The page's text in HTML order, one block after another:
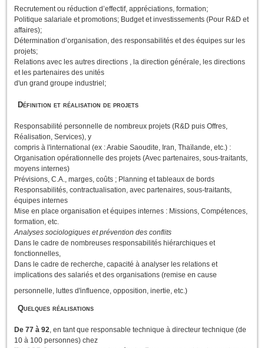
Recrutement ou réduction d’effectif, appréciations, formation;
Politique salariale et promotions; Budget et investissements (Pour R&D et
affaires);
Détermination d’organisation, des responsabilités et des équipes sur les
projets;
Relations avec les autres directions , la direction générale, les directions
et les partenaires des unités
d'un grand groupe industriel;
Définition et réalisation de projets
Responsabilité personnelle de nombreux projets (R&D puis Offres,
Réalisation, Services), y
compris à l'international (ex : Arabie Saoudite, Iran, Thaïlande, etc.) :
Organisation opérationnelle des projets (Avec partenaires, sous-traitants,
moyens internes)
Prévisions, C.A., marges, coûts ; Planning et tableaux de bords
Responsabilités, contractualisation, avec partenaires, sous-traitants,
équipes internes
Mise en place organisation et équipes internes : Missions, Compétences,
formation, etc.
Analyses sociologiques et prévention des conflits
Dans le cadre de nombreuses responsabilités hiérarchiques et
fonctionnelles,
Dans le cadre de recherche, capacité à analyser les relations et
implications des salariés et des organisations (remise en cause
personnelle, luttes d'influence, opposition, inertie, etc.)
Quelques réalisations
De 77 à 92, en tant que responsable technique à directeur technique (de
10 à 100 personnes) chez